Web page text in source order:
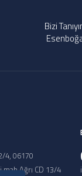
Bizi
4, 06170
mah Ağrı CD 13/4